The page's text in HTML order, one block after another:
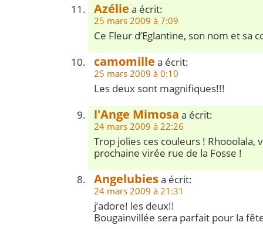
Azélie a écrit:
25 mars 2009 à 7:09
Ce Fleur d’Eglantine, son nom et sa
camomille a écrit:
25 mars 2009 à 0:10
Les deux sont magnifiques!!!
l'Ange Mimosa a écrit:
24 mars 2009 à 22:26
Trop jolies ces couleurs ! Rhooolala,
prochaine virée rue de la Fosse !
Angelubiesa écrit:
24 mars 2009 à 21:31
j’adore! les deux!!
Bougainvillée sera parfait pour la